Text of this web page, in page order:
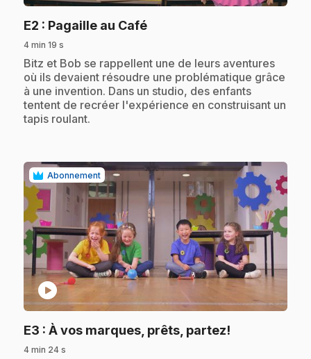
E2 : Pagaille au Café.
4 min 19 s
.Bitz et Bob se rappellent une de leurs aventures
où ils devaient résoudre une problématique grâce
à une invention. Dans un studio, des enfants
tentent de recréer l'expérience en construisant un
tapis roulant.
Abonnement
play_circle
E3 : À vos marques, prêts, partez!
4 min 24 s